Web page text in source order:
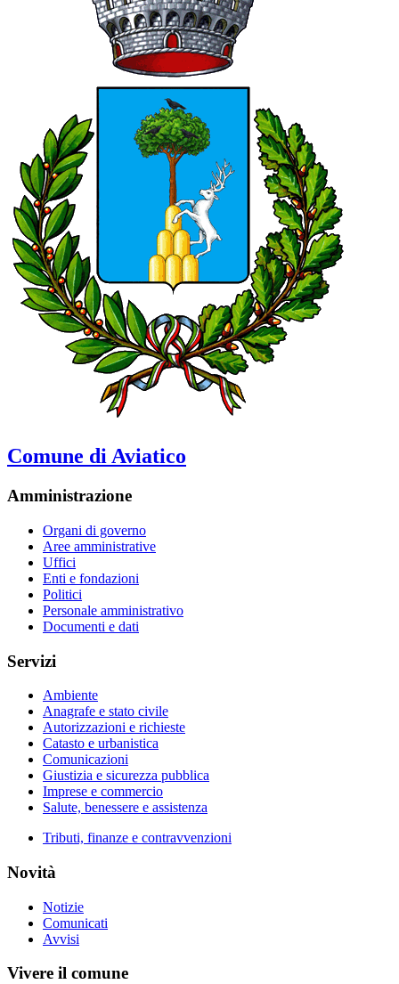
Comune di Aviatico
Amministrazione
Organi di governo
Aree amministrative
Uffici
Enti e fondazioni
Politici
Personale amministrativo
Documenti e dati
Servizi
Ambiente
Anagrafe e stato civile
Autorizzazioni e richieste
Catasto e urbanistica
Comunicazioni
Giustizia e sicurezza pubblica
Imprese e commercio
Salute, benessere e assistenza
Tributi, finanze e contravvenzioni
Novità
Notizie
Comunicati
Avvisi
Vivere il comune